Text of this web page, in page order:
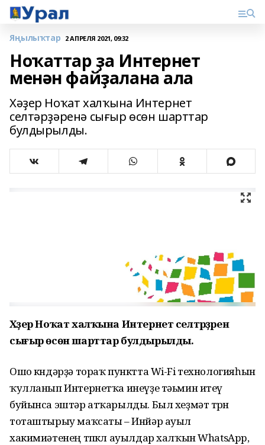
Яңылыҡтар 2 АПРЕЛЯ 2021, 09:32
Ноҡаттар ҙа Интернет
менән файҙалана ала
Хәҙер Ноҡат халҡына Интернет
селтәрҙәренә сығыр өсөн шарттар
булдырылды.
Хәҙер Ноҡат халҡына Интернет селтәрҙәренә
сығыр өсөн шарттар булдырылды.
Ошо көндәрҙә тораҡ пунктта Wi-Fi технологияһын
ҡулланып Интернетҡа инеүҙе тәьмин итеү
буйынса эштәр атҡарылды. Был хеҙмәт төрөн
тоташтырыу маҡсаты – Инйәр ауыл
хакимиәтенең төпкөл ауылдар халҡын WhatsApp,